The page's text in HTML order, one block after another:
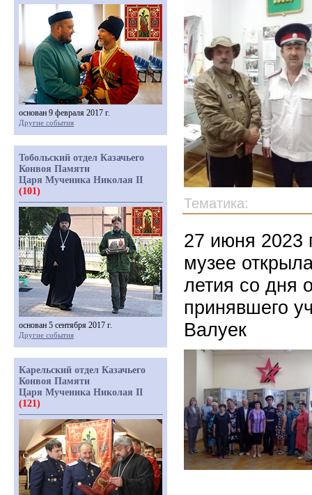
Тематика:
27 июня 2023
музее
летия со дня
принявшего
Валуек
основан 9 февраля 2017 г.
Другие события
Тобольский отдел Казачьего
Конвоя Памяти
Царя Мученика Николая II
(101)
основан 5 сентября 2017 г.
Другие события
Карельский отдел Казачьего
Конвоя Памяти
Царя Мученика Николая II
(121)